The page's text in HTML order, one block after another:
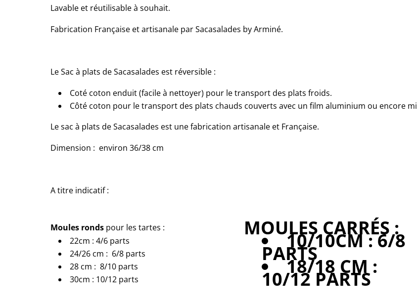
Lavable et réutilisable à souhait.
Fabrication Française et artisanale par Sacasalades by Arminé.
Le Sac à plats de Sacasalades est réversible :
Coté coton enduit(facile à nettoyer) pour le transport des plats froids.
Côté coton pour le transport des plats chauds couverts avec un film aluminium ou encore
Le sac à plats de Sacasalades est une fabrication artisanale et Française.
Dimension : environ 36/38 cm
A titre indicatif :
Moules ronds pour les tartes :
22cm : 4/6 parts
24/26 cm : 6/8 parts
28 cm : 8/10 parts
30cm : 10/12 parts
MOULES CARRÉS:
10/10CM : 6/8
PARTS
18/18 CM :
10/12 PARTS